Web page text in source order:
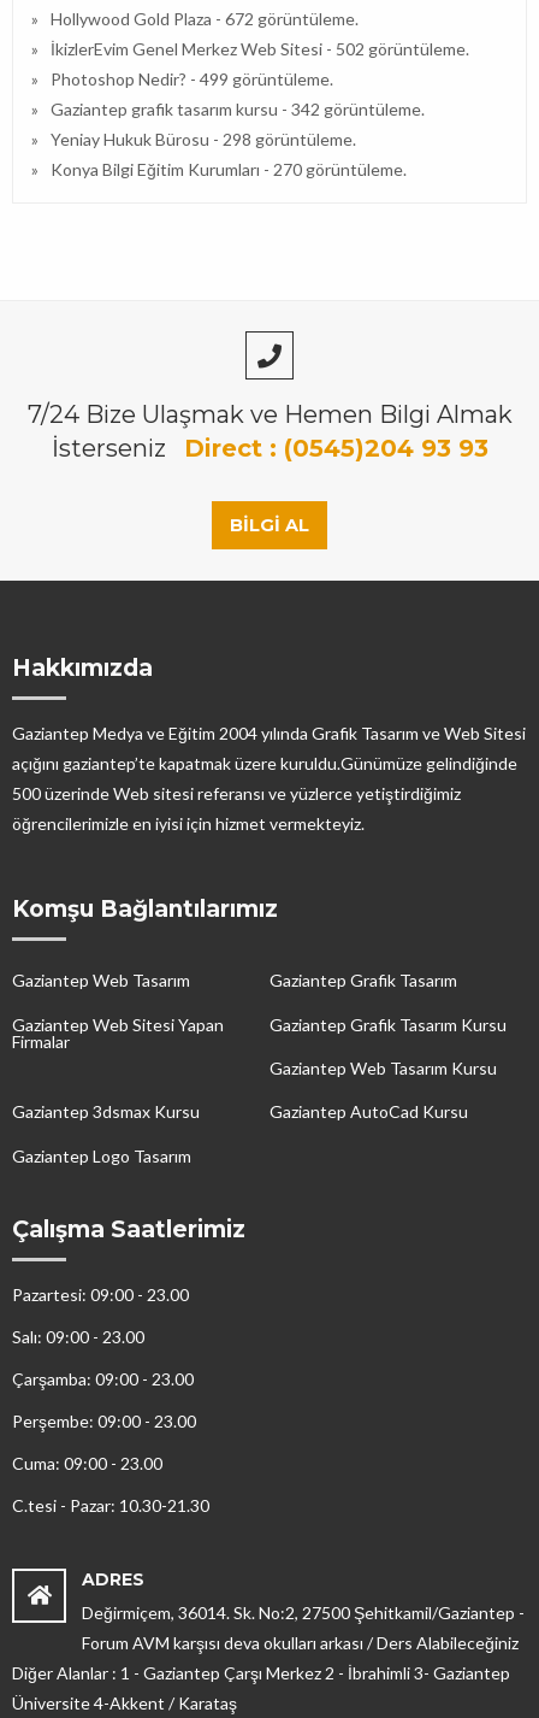
Hollywood Gold Plaza - 672 görüntüleme.
İkizlerEvim Genel Merkez Web Sitesi - 502 görüntüleme.
Photoshop Nedir? - 499 görüntüleme.
Gaziantep grafik tasarım kursu - 342 görüntüleme.
Yeniay Hukuk Bürosu - 298 görüntüleme.
Konya Bilgi Eğitim Kurumları - 270 görüntüleme.
7/24 Bize Ulaşmak ve Hemen Bilgi Almak
İsterseniz
Direct : (0545)204 93 93
BILGI AL
Hakkımızda
Gaziantep Medya ve Eğitim 2004 yılında Grafik Tasarım ve Web Sitesi
açığını gaziantep’te kapatmak üzere kuruldu.Günümüze gelindiğinde
500 üzerinde Web sitesi referansı ve yüzlerce yetiştirdiğimiz
öğrencilerimizle en iyisi için hizmet vermekteyiz.
Komşu Bağlantılarımız
Gaziantep Web Tasarım Gaziantep Grafik Tasarım
Gaziantep Web Sitesi Yapan
Firmalar
Gaziantep Grafik Tasarım Kursu
Gaziantep Web Tasarım Kursu
Gaziantep 3dsmax Kursu Gaziantep AutoCad Kursu
Gaziantep Logo Tasarım
Çalışma Saatlerimiz
Pazartesi: 09:00 - 23.00
Salı: 09:00 - 23.00
Çarşamba: 09:00 - 23.00
Perşembe: 09:00 - 23.00
Cuma: 09:00 - 23.00
C.tesi - Pazar: 10.30-21.30
ADRES
Değirmiçem, 36014. Sk. No:2, 27500 Şehitkamil/Gaziantep -
Forum AVM karşısı deva okulları arkası / Ders Alabileceğiniz
Diğer Alanlar : 1 - Gaziantep Çarşı Merkez 2 - İbrahimli 3- Gaziantep
Üniversite 4-Akkent / Karataş